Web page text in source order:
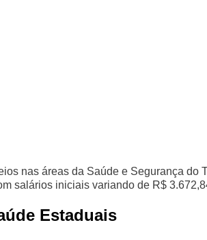
nas áreas da Saúde e Segurança do
salários iniciais variando de R$
Estaduais